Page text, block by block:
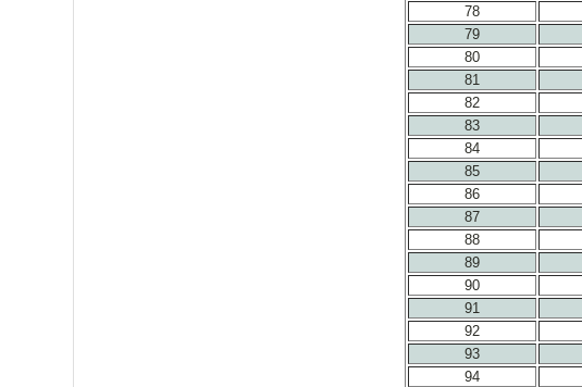
78
79
80
81
82
83
84
85
86
87
88
89
90
91
92
93
94